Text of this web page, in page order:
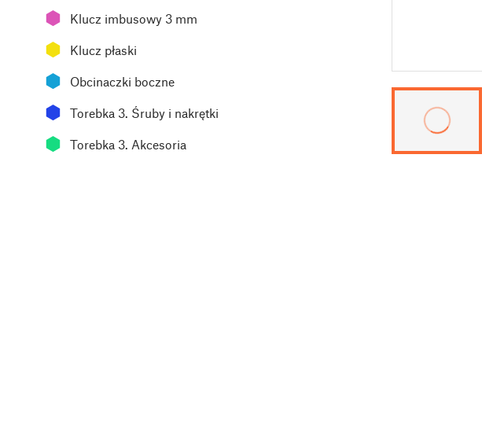
⬢ Klucz imbusowy 3 mm
⬢ Klucz płaski
⬢ Obcinaczki boczne
⬢ Torebka 3. Śruby i nakrętki
⬢ Torebka 3. Akcesoria